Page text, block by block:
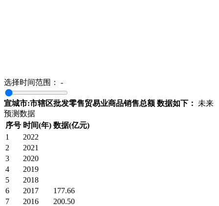
选择时间范围： -
宣城市:市辖区批发零售贸易业商品销售总额 数据如下：
未来
预测数据
序号 时间(年) 数据(亿元)
1
2022
2
2021
3
2020
4
2019
5
2018
6
2017
177.66
7
2016
200.50